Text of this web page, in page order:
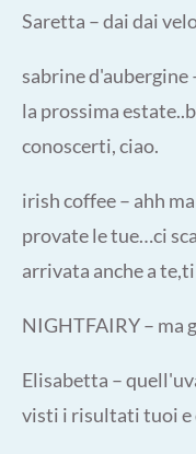
Saretta – dai dai
sabrine d'aubergine
la prossima
conoscerti, ciao.
irish coffee – ahh
provate le tue…ci
arrivata anche a
NIGHTFAIRY – ma
Elisabetta –
visti i risultati tuoi e